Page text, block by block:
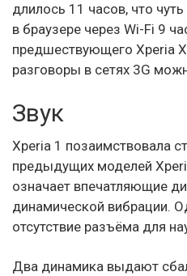
длилось 11 часов, что
в браузере через Wi-Fi 9
предшествующего Xperia
разговоры в сетях 3G
Звук
Xperia 1 позаимствовала
предыдущих моделей
означает впечатляющие
динамической вибрации.
отсутствие разъёма для
Два динамика выдают